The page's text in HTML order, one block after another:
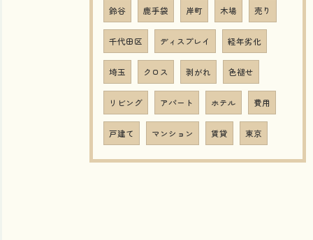
鈴谷 鹿手袋 岸町 木場 売り
千代田区 ディスプレイ 経年劣化
埼玉 クロス 剥がれ 色褪せ
リビング アパート ホテル 費用
戸建て マンション 賃貸 東京